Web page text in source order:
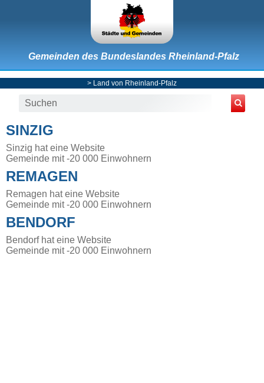
Gemeinden des Bundeslandes Rheinland-Pfalz
> Land von Rheinland-Pfalz
SINZIG
Sinzig hat eine Website
Gemeinde mit -20 000 Einwohnern
REMAGEN
Remagen hat eine Website
Gemeinde mit -20 000 Einwohnern
BENDORF
Bendorf hat eine Website
Gemeinde mit -20 000 Einwohnern